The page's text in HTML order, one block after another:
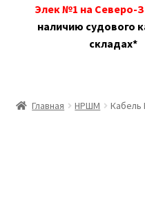
Элек №1 на Северо-
наличию судового
складах*
Главная НРШМ Кабель